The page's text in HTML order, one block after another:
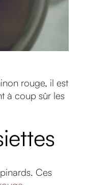
rouge, il est
à coup sûr les
Ces